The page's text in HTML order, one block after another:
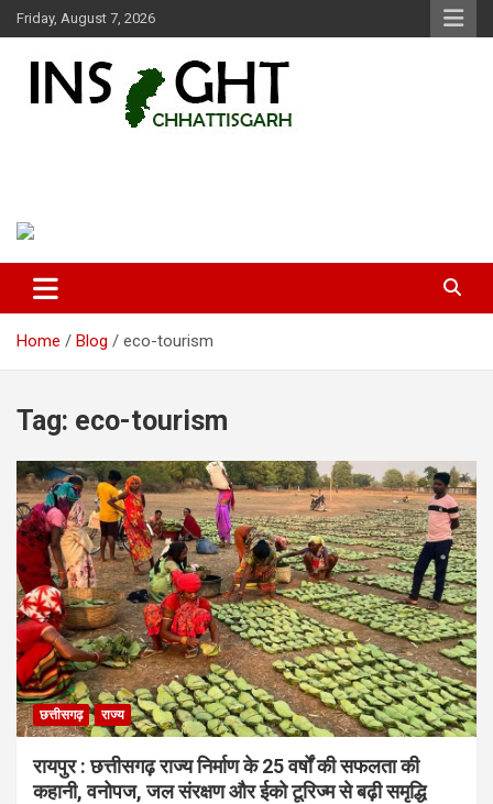
Skip
to
Friday, August 7, 2026
Home Blog eco-tourism
Tag: eco-tourism
छत्तीसगढ़ राज्य
रायपुर : छत्तीसगढ़ राज्य निर्माण के 25 वर्षों की सफलता की
कहानी, वनोपज, जल संरक्षण और ईको टूरिज्म से बढ़ी समृद्धि